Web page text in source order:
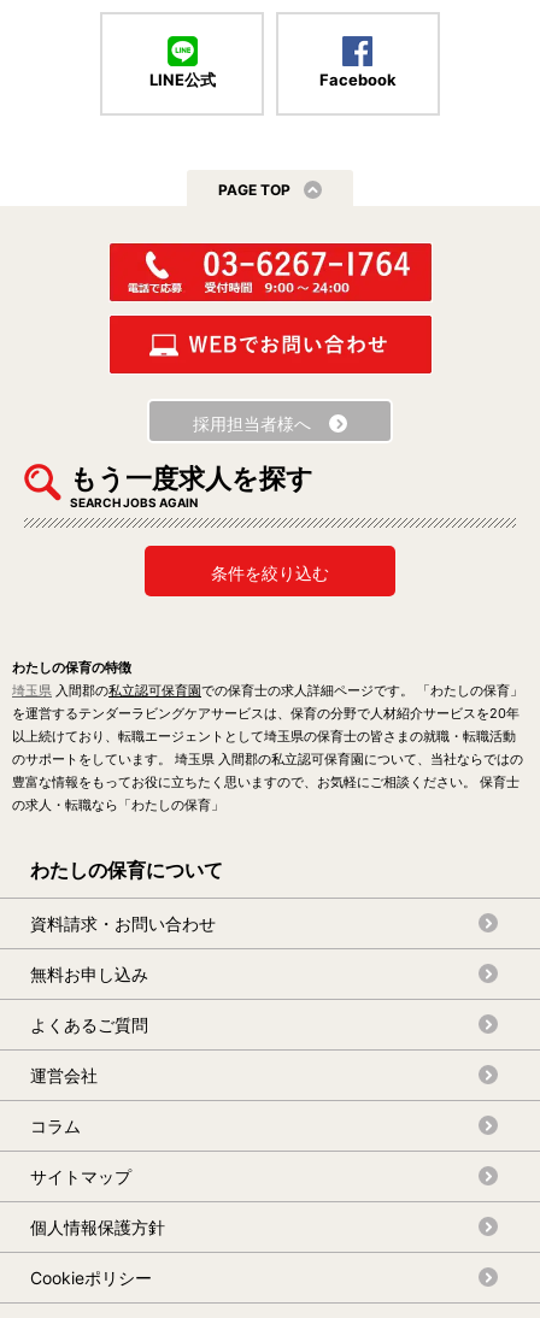
LINE公式 Facebook
PAGE TOP
採用担当者様へ
もう一度求人を探す
SEARCH JOBS AGAIN
条件を絞り込む
わたしの保育の特徴
埼玉県 入間郡の私立認可保育園での保育士の求人詳細ページです。 「わたしの保育」
を運営するテンダーラビングケアサービスは、保育の分野で人材紹介サービスを20年
以上続けており、転職エージェントとして埼玉県の保育士の皆さまの就職・転職活動
のサポートをしています。 埼玉県 入間郡の私立認可保育園について、当社ならではの
豊富な情報をもってお役に立ちたく思いますので、お気軽にご相談ください。 保育士
の求人・転職なら「わたしの保育」
わたしの保育について
資料請求・お問い合わせ
無料お申し込み
よくあるご質問
運営会社
コラム
サイトマップ
個人情報保護方針
Cookieポリシー